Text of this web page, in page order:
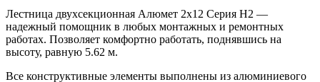
Лестница двухсекционная Алюмет 2х12 Серия H2 —
надежный помощник в любых монтажных и ремонтных
работах. Позволяет комфортно работать, поднявшись на
высоту, равную 5.62 м.
Все конструктивные элементы выполнены из алюминиевого